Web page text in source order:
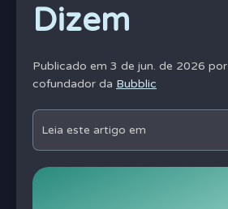
Dizem
Publicado em 3 de jun. de 2026 por
cofundador da Bubblic
Leia este artigo em